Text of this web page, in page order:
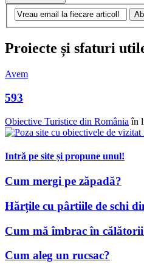
Proiecte și sfaturi
Avem
593
Obiective Turistice din România în
Intră pe site și propune unul!
Cum mergi pe zăpadă?
Hărțile cu pârtiile de schi
Cum mă îmbrac în
Cum aleg un rucsac?